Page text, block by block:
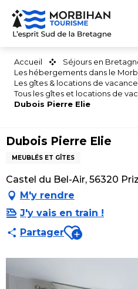
Aller
contenu
Accueil
Séjours en
Les hébergements dans le
Les gîtes & locations de
Tous les gîtes et locations de
Dubois Pierre Elie
Dubois Pierre Elie
MEUBLÉS ET GÎTES
Castel du Bel-Air, 56320
M'y rendre
J'y vais en train !
PartagerAjouter aux